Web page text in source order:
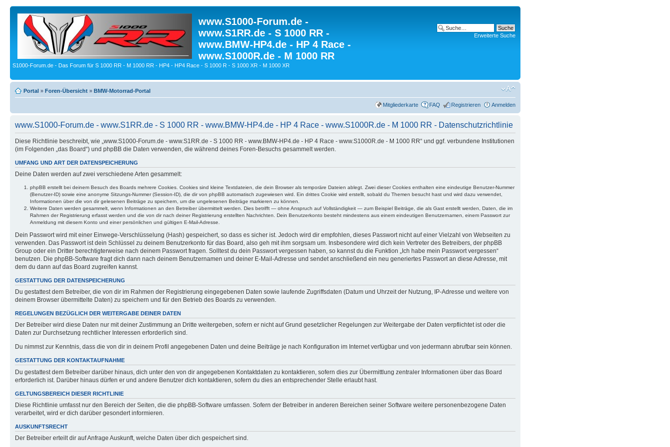
www.S1000-Forum.de -
www.S1RR.de - S 1000 RR -
www.BMW-HP4.de - HP 4 Race -
www.S1000R.de - M 1000 RR
S1000-Forum.de - Das Forum für S 1000 RR - M 1000 RR - HP4 - HP4 Race - S 1000 R - S 1000 XR - M 1000 XR
Erweiterte Suche
Portal » Foren-Übersicht » BMW-Motorrad-Portal
Mitgliederkarte FAQ Registrieren Anmelden
www.S1000-Forum.de - www.S1RR.de - S 1000 RR - www.BMW-HP4.de - HP 4 Race - www.S1000R.de - M 1000 RR - Datenschutzrichtlinie
Diese Richtlinie beschreibt, wie „www.S1000-Forum.de - www.S1RR.de - S 1000 RR - www.BMW-HP4.de - HP 4 Race - www.S1000R.de - M 1000 RR“ und ggf. verbundene Institutionen
(im Folgenden „das Board“) und phpBB die Daten verwenden, die während deines Foren-Besuchs gesammelt werden.
UMFANG UND ART DER DATENSPEICHERUNG
Deine Daten werden auf zwei verschiedene Arten gesammelt:
phpBB erstellt bei deinem Besuch des Boards mehrere Cookies. Cookies sind kleine Textdateien, die dein Browser als temporäre Dateien ablegt. Zwei dieser Cookies enthalten eine eindeutige Benutzer-Nummer
(Benutzer-ID) sowie eine anonyme Sitzungs-Nummer (Session-ID), die dir von phpBB automatisch zugewiesen wird. Ein drittes Cookie wird erstellt, sobald du Themen besucht hast und wird dazu verwendet,
Informationen über die von dir gelesenen Beiträge zu speichern, um die ungelesenen Beiträge markieren zu können.
Weitere Daten werden gesammelt, wenn Informationen an den Betreiber übermittelt werden. Dies betrifft — ohne Anspruch auf Vollständigkeit — zum Beispiel Beiträge, die als Gast erstellt werden, Daten, die im
Rahmen der Registrierung erfasst werden und die von dir nach deiner Registrierung erstellten Nachrichten. Dein Benutzerkonto besteht mindestens aus einem eindeutigen Benutzernamen, einem Passwort zur
Anmeldung mit diesem Konto und einer persönlichen und gültigen E-Mail-Adresse.
Dein Passwort wird mit einer Einwege-Verschlüsselung (Hash) gespeichert, so dass es sicher ist. Jedoch wird dir empfohlen, dieses Passwort nicht auf einer Vielzahl von Webseiten zu
verwenden. Das Passwort ist dein Schlüssel zu deinem Benutzerkonto für das Board, also geh mit ihm sorgsam um. Insbesondere wird dich kein Vertreter des Betreibers, der phpBB
Group oder ein Dritter berechtigterweise nach deinem Passwort fragen. Solltest du dein Passwort vergessen haben, so kannst du die Funktion „Ich habe mein Passwort vergessen“
benutzen. Die phpBB-Software fragt dich dann nach deinem Benutzernamen und deiner E-Mail-Adresse und sendet anschließend ein neu generiertes Passwort an diese Adresse, mit
dem du dann auf das Board zugreifen kannst.
GESTATTUNG DER DATENSPEICHERUNG
Du gestattest dem Betreiber, die von dir im Rahmen der Registrierung eingegebenen Daten sowie laufende Zugriffsdaten (Datum und Uhrzeit der Nutzung, IP-Adresse und weitere von
deinem Browser übermittelte Daten) zu speichern und für den Betrieb des Boards zu verwenden.
REGELUNGEN BEZÜGLICH DER WEITERGABE DEINER DATEN
Der Betreiber wird diese Daten nur mit deiner Zustimmung an Dritte weitergeben, sofern er nicht auf Grund gesetzlicher Regelungen zur Weitergabe der Daten verpflichtet ist oder die
Daten zur Durchsetzung rechtlicher Interessen erforderlich sind.
Du nimmst zur Kenntnis, dass die von dir in deinem Profil angegebenen Daten und deine Beiträge je nach Konfiguration im Internet verfügbar und von jedermann abrufbar sein können.
GESTATTUNG DER KONTAKTAUFNAHME
Du gestattest dem Betreiber darüber hinaus, dich unter den von dir angegebenen Kontaktdaten zu kontaktieren, sofern dies zur Übermittlung zentraler Informationen über das Board
erforderlich ist. Darüber hinaus dürfen er und andere Benutzer dich kontaktieren, sofern du dies an entsprechender Stelle erlaubt hast.
GELTUNGSBEREICH DIESER RICHTLINIE
Diese Richtlinie umfasst nur den Bereich der Seiten, die die phpBB-Software umfassen. Sofern der Betreiber in anderen Bereichen seiner Software weitere personenbezogene Daten
verarbeitet, wird er dich darüber gesondert informieren.
AUSKUNFTSRECHT
Der Betreiber erteilt dir auf Anfrage Auskunft, welche Daten über dich gespeichert sind.